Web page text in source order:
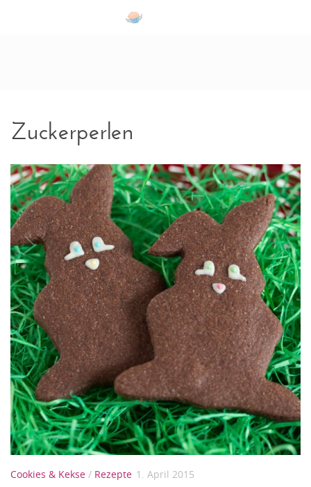
Schlagwörter:
Zuckerperlen
Cookies & Kekse / Rezepte 1. April 2015